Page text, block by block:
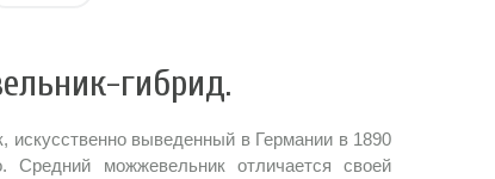
гибрид.
выведенный в Германии в 1890
Средний можжевельник отличается своей